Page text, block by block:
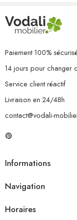
Paiement 100%
14 jours pour changer
Service client réactif
Livraison en 24/48h
contact@vodali-
Informations
Navigation
Horaires